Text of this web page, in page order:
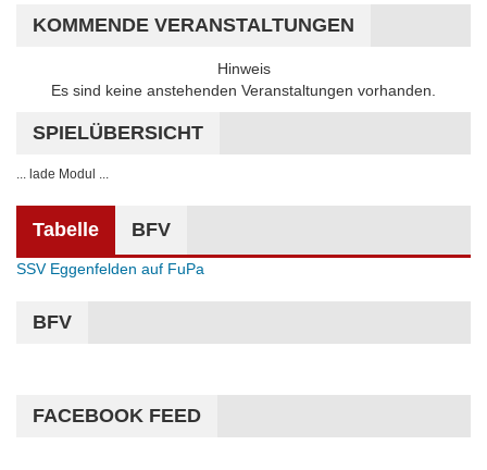
KOMMENDE VERANSTALTUNGEN
Hinweis
Es sind keine anstehenden Veranstaltungen vorhanden.
SPIELÜBERSICHT
... lade Modul ...
Tabelle BFV
SSV Eggenfelden auf FuPa
BFV
FACEBOOK FEED